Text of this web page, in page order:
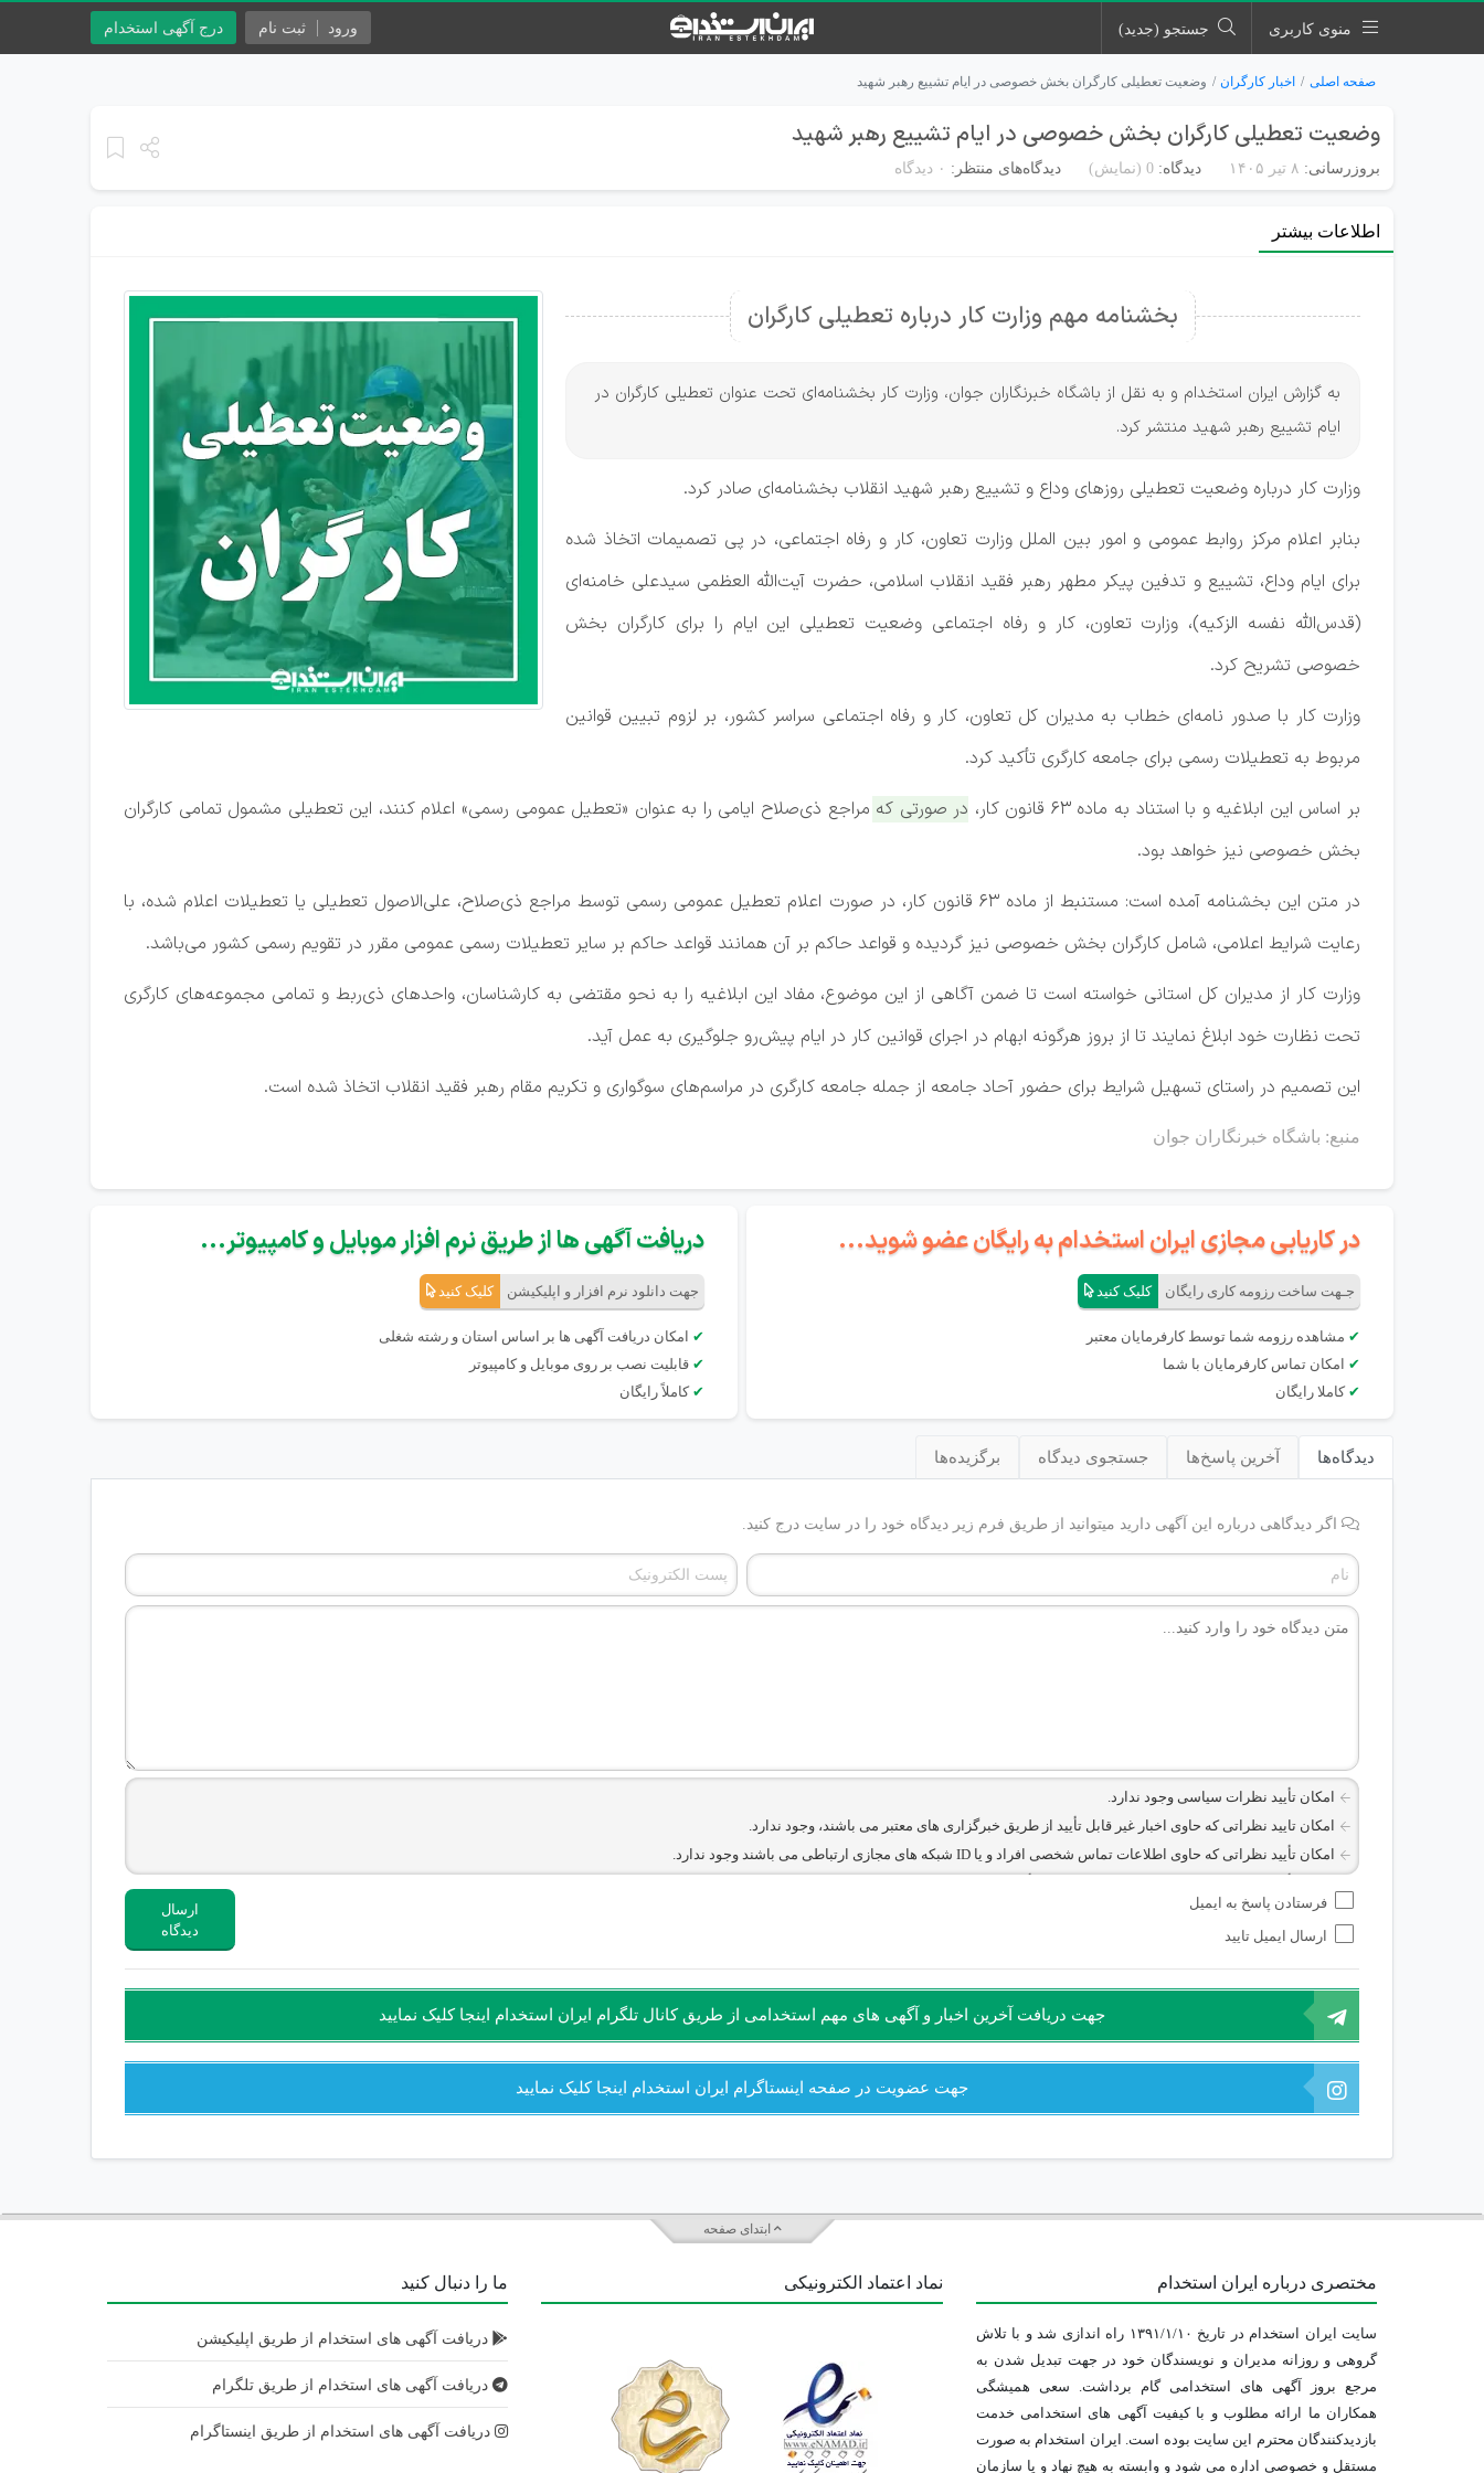
منوی کاربری جستجو (جدید) درج آگهی استخدام ورود ثبت نام
صفحه اصلی اخبار کارگران وضعیت تعطیلی کارگران بخش خصوصی در ایام تشییع رهبر شهید
وضعیت تعطیلی کارگران بخش خصوصی در ایام تشییع رهبر شهید
بروزرسانی: ۸ تیر ۱۴۰۵ دیدگاه: 0 (نمایش) دیدگاه‌های منتظر: ۰ دیدگاه
اطلاعات بیشتر
بخشنامه مهم وزارت کار درباره تعطیلی کارگران
به گزارش ایران استخدام و به نقل از باشگاه خبرنگاران جوان، وزارت کار بخشنامه‌ای تحت عنوان تعطیلی کارگران در
ایام تشییع رهبر شهید منتشر کرد.
وزارت کار درباره وضعیت تعطیلی روز‌های وداع و تشییع رهبر شهید انقلاب بخشنامه‌ای صادر کرد.
بنابر اعلام مرکز روابط عمومی و امور بین الملل وزارت تعاون، کار و رفاه اجتماعی، در پی تصمیمات اتخاذ شده
برای ایام وداع، تشییع و تدفین پیکر مطهر رهبر فقید انقلاب اسلامی، حضرت آیت‌الله العظمی سیدعلی خامنه‌ای
(قدس‌الله نفسه الزکیه)، وزارت تعاون، کار و رفاه اجتماعی وضعیت تعطیلی این ایام را برای کارگران بخش
خصوصی تشریح کرد.
وزارت کار با صدور نامه‌ای خطاب به مدیران کل تعاون، کار و رفاه اجتماعی سراسر کشور، بر لزوم تبیین قوانین
مربوط به تعطیلات رسمی برای جامعه کارگری تأکید کرد.
بر اساس این ابلاغیه و با استناد به ماده ۶۳ قانون کار،
در صورتی که مراجع ذی‌صلاح ایامی را به عنوان «تعطیل عمومی رسمی» اعلام کنند، این تعطیلی مشمول تمامی کارگران
بخش خصوصی نیز خواهد بود.
در متن این بخشنامه آمده است: مستنبط از ماده ۶۳ قانون کار، در صورت اعلام تعطیل عمومی رسمی توسط مراجع ذی‌صلاح، علی‌الاصول تعطیلی یا تعطیلات اعلام شده، با
رعایت شرایط اعلامی، شامل کارگران بخش خصوصی نیز گردیده و قواعد حاکم بر آن همانند قواعد حاکم بر سایر تعطیلات رسمی عمومی مقرر در تقویم رسمی کشور می‌باشد.
وزارت کار از مدیران کل استانی خواسته است تا ضمن آگاهی از این موضوع، مفاد این ابلاغیه را به نحو مقتضی به کارشناسان، واحدهای ذی‌ربط و تمامی مجموعه‌های کارگری
تحت نظارت خود ابلاغ نمایند تا از بروز هرگونه ابهام در اجرای قوانین کار در ایام پیش‌رو جلوگیری به عمل آید.
این تصمیم در راستای تسهیل شرایط برای حضور آحاد جامعه از جمله جامعه کارگری در مراسم‌های سوگواری و تکریم مقام رهبر فقید انقلاب اتخاذ شده است.
منبع: باشگاه خبرنگاران جوان
در کاریابی مجازی ایران استخدام به رایگان عضو شوید...
جـهت ساخت رزومه کاری رایگان کلیک کنید
✔ مشاهده رزومه شما توسط کارفرمایان معتبر
✔ امکان تماس کارفرمایان با شما
✔ کاملا رایگان
دریافت آگهی ها از طریق نرم افزار موبایل و کامپیوتر...
جهت دانلود نرم افزار و اپلیکیشن کلیک کنید
✔ امکان دریافت آگهی ها بر اساس استان و رشته شغلی
✔ قابلیت نصب بر روی موبایل و کامپیوتر
✔ کاملاً رایگان
دیدگاه‌ها آخرین پاسخ‌ها جستجوی دیدگاه برگزیده‌ها
اگر دیدگاهی درباره این آگهی دارید میتوانید از طریق فرم زیر دیدگاه خود را در سایت درج کنید.
امکان تأیید نظرات سیاسی وجود ندارد.
امکان تایید نظراتی که حاوی اخبار غیر قابل تأیید از طریق خبرگزاری های معتبر می باشند، وجود ندارد.
امکان تأیید نظراتی که حاوی اطلاعات تماس شخصی افراد و یا ID شبکه های مجازی ارتباطی می باشند وجود ندارد.
هرگونه تحریک، تحقیر و کنایه به سایر افراد (مسئول و غیر مسئول) غیر مجاز می باشد.
امکان هماهنگی برای هرگونه ملاقات حضوری چه به صورت دسته جمعی و چه فردی توسط کاربران سایت وجود ندارد.
فرستادن پاسخ به ایمیل
ارسال ایمیل تایید
ارسال
دیدگاه
جهت دریافت آخرین اخبار و آگهی های مهم استخدامی از طریق کانال تلگرام ایران استخدام اینجا کلیک نمایید
جهت عضویت در صفحه اینستاگرام ایران استخدام اینجا کلیک نمایید
ابتدای صفحه
مختصری درباره ایران استخدام
سایت ایران استخدام در تاریخ ۱۳۹۱/۱/۱۰ راه اندازی شد و با تلاش
گروهی و روزانه مدیران و نویسندگان خود در جهت تبدیل شدن به
مرجع بروز آگهی های استخدامی گام برداشت. سعی همیشگی
همکاران ما ارائه مطلوب و با کیفیت آگهی های استخدامی خدمت
بازدیدکنندگان محترم این سایت بوده است. ایران استخدام به صورت
مستقل و خصوصی اداره می شود و وابسته به هیچ نهاد و یا سازمان
نماد اعتماد الکترونیکی ما را دنبال کنید
دریافت آگهی های استخدام از طریق اپلیکیشن
دریافت آگهی های استخدام از طریق تلگرام
دریافت آگهی های استخدام از طریق اینستاگرام